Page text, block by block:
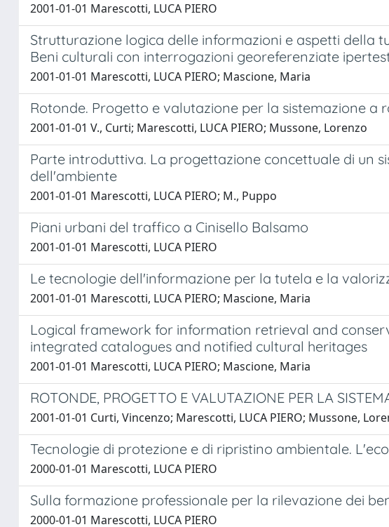
2001-01-01 Marescotti, LUCA PIERO
Strutturazione logica delle informazioni e aspetti della
Beni culturali con interrogazioni georeferenziate
2001-01-01 Marescotti, LUCA PIERO; Mascione, Maria
Rotonde. Progetto e valutazione per la sistemazione a
2001-01-01 V., Curti; Marescotti, LUCA PIERO; Mussone, Lorenzo
Parte introduttiva. La progettazione concettuale di un
dell'ambiente
2001-01-01 Marescotti, LUCA PIERO; M., Puppo
Piani urbani del traffico a Cinisello Balsamo
2001-01-01 Marescotti, LUCA PIERO
Le tecnologie dell'informazione per la tutela e la
2001-01-01 Marescotti, LUCA PIERO; Mascione, Maria
Logical framework for information retrieval and
integrated catalogues and notified cultural heritages
2001-01-01 Marescotti, LUCA PIERO; Mascione, Maria
ROTONDE, PROGETTO E VALUTAZIONE PER LA
2001-01-01 Curti, Vincenzo; Marescotti, LUCA PIERO; Mussone,
Tecnologie di protezione e di ripristino ambientale.
2000-01-01 Marescotti, LUCA PIERO
Sulla formazione professionale per la rilevazione dei
2000-01-01 Marescotti, LUCA PIERO